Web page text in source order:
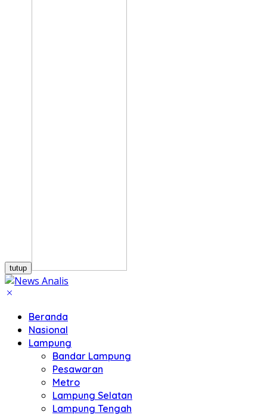
tutup
Beranda
Nasional
Lampung
Bandar Lampung
Pesawaran
Metro
Lampung Selatan
Lampung Tengah